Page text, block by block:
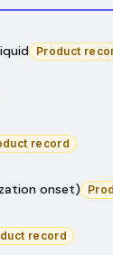
Product
record
onset)
record